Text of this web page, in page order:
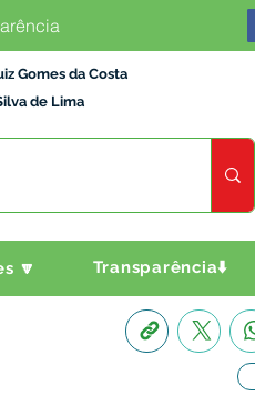
Gomes da Costa
de Lima
🔽 Transparência⬇️